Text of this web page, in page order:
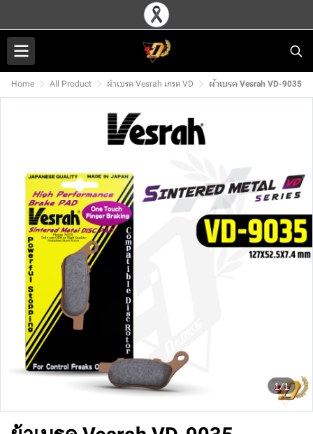
Home All Product ผ้าเบรค Vesrah เกรด VD ผ้าเบรค Vesrah VD-9035
1/1